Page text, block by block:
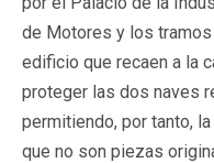
de Motores y los
edificio que recaen a la
proteger las dos naves
permitiendo, por tanto,
que no son piezas